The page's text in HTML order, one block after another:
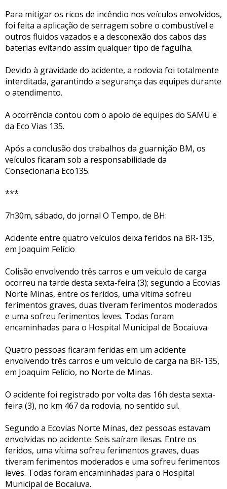
Para mitigar os ricos de incêndio nos veículos envolvidos,
foi feita a aplicação de serragem sobre o combustível e
outros fluidos vazados e a desconexão dos cabos das
baterias evitando assim qualquer tipo de fagulha.
Devido à gravidade do acidente, a rodovia foi totalmente
interditada, garantindo a segurança das equipes durante
o atendimento.
A ocorrência contou com o apoio de equipes do SAMU e
da Eco Vias 135.
Após a conclusão dos trabalhos da guarnição BM, os
veículos ficaram sob a responsabilidade da
Consecionaria Eco135.
***
7h30m, sábado, do jornal O Tempo, de BH:
Acidente entre quatro veículos deixa feridos na BR-135,
em Joaquim Felício
Colisão envolvendo três carros e um veículo de carga
ocorreu na tarde desta sexta-feira (3); segundo a Ecovias
Norte Minas, entre os feridos, uma vítima sofreu
ferimentos graves, duas tiveram ferimentos moderados
e uma sofreu ferimentos leves. Todas foram
encaminhadas para o Hospital Municipal de Bocaiuva.
Quatro pessoas ficaram feridas em um acidente
envolvendo três carros e um veículo de carga na BR-135,
em Joaquim Felício, no Norte de Minas.
O acidente foi registrado por volta das 16h desta sexta-
feira (3), no km 467 da rodovia, no sentido sul.
Segundo a Ecovias Norte Minas, dez pessoas estavam
envolvidas no acidente. Seis saíram ilesas. Entre os
feridos, uma vítima sofreu ferimentos graves, duas
tiveram ferimentos moderados e uma sofreu ferimentos
leves. Todas foram encaminhadas para o Hospital
Municipal de Bocaiuva.